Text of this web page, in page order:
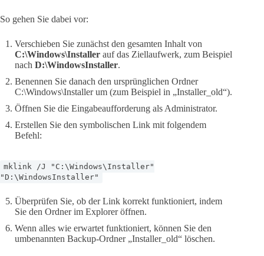
So gehen Sie dabei vor:
Verschieben Sie zunächst den gesamten Inhalt von
C:\Windows\Installer auf das Ziellaufwerk, zum Beispiel
nach D:\WindowsInstaller.
Benennen Sie danach den ursprünglichen Ordner
C:\Windows\Installer um (zum Beispiel in „Installer_old“).
Öffnen Sie die Eingabeaufforderung als Administrator.
Erstellen Sie den symbolischen Link mit folgendem
Befehl:
mklink /J "C:\Windows\Installer"
"D:\WindowsInstaller"
Überprüfen Sie, ob der Link korrekt funktioniert, indem
Sie den Ordner im Explorer öffnen.
Wenn alles wie erwartet funktioniert, können Sie den
umbenannten Backup-Ordner „Installer_old“ löschen.